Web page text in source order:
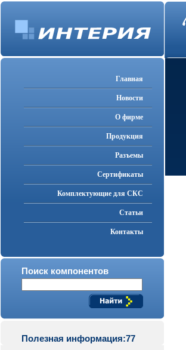
Главная
Новости
О фирме
Продукция
Разъемы
Cертификаты
Комплектующие для СКС
Статьи
Контакты
Поиск компонентов
Полезная информация:77